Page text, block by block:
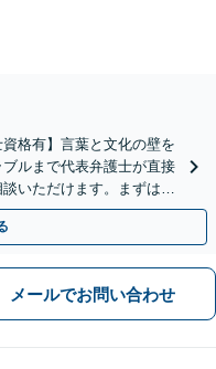
格有】言葉と文化の壁を
ルまで代表弁護士が直接
いただけます。まずは一
料】
メールでお問い合わせ